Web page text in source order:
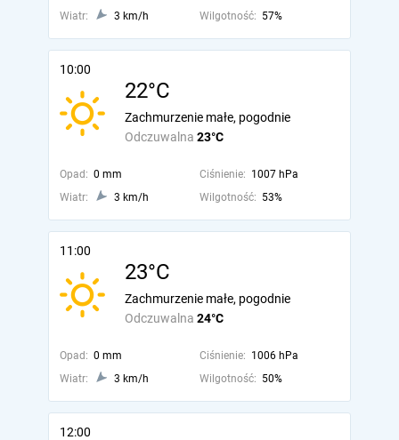
Wiatr:
3 km/h Wilgotność: 57%
10:00
22°C
Odczuwalna 23°C
Zachmurzenie małe, pogodnie
Opad: 0 mm Ciśnienie: 1007 hPa
Wiatr:
3 km/h Wilgotność: 53%
11:00
23°C
Odczuwalna 24°C
Zachmurzenie małe, pogodnie
Opad: 0 mm Ciśnienie: 1006 hPa
Wiatr:
3 km/h Wilgotność: 50%
12:00